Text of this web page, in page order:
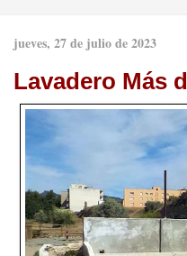
jueves, 27 de julio de 2023
Lavadero Más